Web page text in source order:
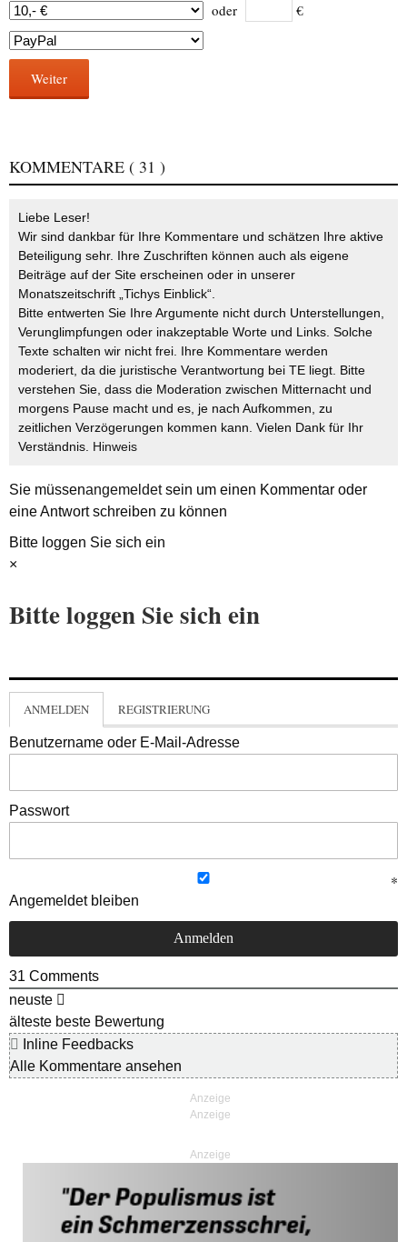
oder €
Weiter
KOMMENTARE ( 31 )
Liebe Leser!
Wir sind dankbar für Ihre Kommentare und schätzen Ihre aktive
Beteiligung sehr. Ihre Zuschriften können auch als eigene
Beiträge auf der Site erscheinen oder in unserer
Monatszeitschrift „Tichys Einblick“.
Bitte entwerten Sie Ihre Argumente nicht durch Unterstellungen,
Verunglimpfungen oder inakzeptable Worte und Links. Solche
Texte schalten wir nicht frei. Ihre Kommentare werden
moderiert, da die juristische Verantwortung bei TE liegt. Bitte
verstehen Sie, dass die Moderation zwischen Mitternacht und
morgens Pause macht und es, je nach Aufkommen, zu
zeitlichen Verzögerungen kommen kann. Vielen Dank für Ihr
Verständnis. Hinweis
Sie müssenangemeldetsein um einen Kommentar oder
eine Antwort schreiben zu können
Bitte loggen Sie sich ein
×
Bitte loggen Sie sich ein
ANMELDEN REGISTRIERUNG
Benutzername oder E-Mail-Adresse
Passwort
Angemeldet bleiben
31 Comments
neuste
älteste beste Bewertung
Inline Feedbacks
Alle Kommentare ansehen
Anzeige